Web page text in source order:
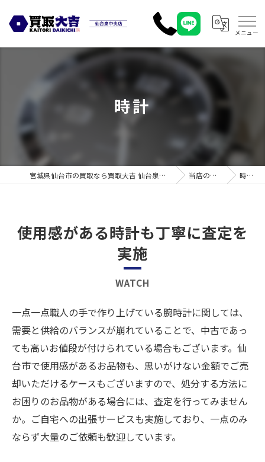
時計
宮城県仙台市の買取なら買取大吉 仙台泉中央店 当店の特徴 時計
使用感がある時計も丁寧に査定を
実施
WATCH
一点一点職人の手で作り上げている腕時計に関しては、
需要と供給のバランスが崩れていることで、中古であっ
ても高いお値段が付けられている場合もございます。仙
台市で使用感があるお品物も、思いがけない金額でご売
却いただけるケースもございますので、処分する方法に
お困りのお品物がある場合には、査定を行ってみません
か。ご自宅への出張サービスも実施しており、一点のみ
ならず大量のご依頼も歓迎しています。